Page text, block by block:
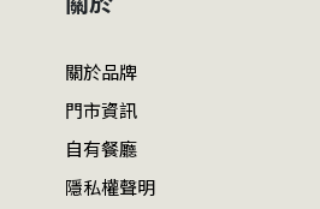
關於品牌
門市資訊
自有餐廳
隱私權聲明